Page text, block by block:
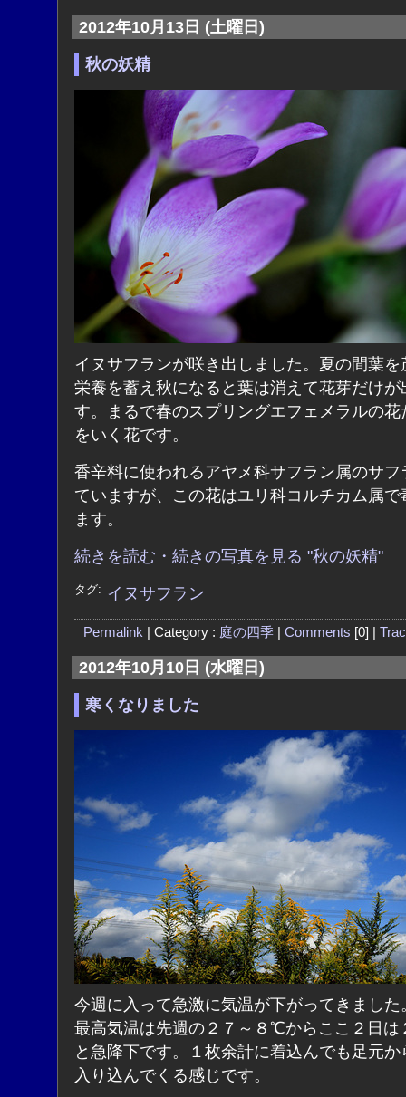
2012年10月13日 (土曜日)
秋の妖精
イヌサフランが咲き出しました。夏の間葉を
栄養を蓄え秋になると葉は消えて花芽だけが
す。まるで春のスプリングエフェメラルの花
をいく花です。
香辛料に使われるアヤメ科サフラン属のサフ
ていますが、この花はユリ科コルチカム属で
ます。
続きを読む・続きの写真を見る "秋の妖精"
タグ: イヌサフラン
Permalink | Category : 庭の四季| Comments [0] |
2012年10月10日 (水曜日)
寒くなりました
今週に入って急激に気温が下がってきました
最高気温は先週の２７～８℃からここ２日
と急降下です。１枚余計に着込んでも足元か
入り込んでくる感じです。